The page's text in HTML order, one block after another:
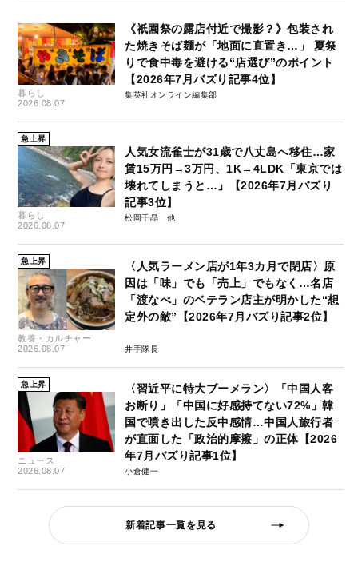
暮らし
2026.08.07
《祇園祭の露店付近で撮影？》包装され
た焼きそば麺が「地面に直置き…」 夏祭
りで食中毒を避ける“店選び”のポイント
【2026年7月バズり記事4位】
集英社オンライン編集部
急上昇
暮らし
2026.08.07
人気女流雀士が31歳で八丈島へ移住…家
賃15万円→3万円、1K→4LDK「東京では
壊れてしまうと…」【2026年7月バズり
記事3位】
松岡千晶
急上昇
教養・カルチャー
2026.08.07
〈人気ラーメン店が1年3カ月で閉店〉原
因は「味」でも「売上」でもなく…名店
「渡なべ」のベテラン店主が明かした“想
定外の敵”【2026年7月バズり記事2位】
井手隊長
急上昇
ニュース
2026.08.07
〈習近平に特大ブーメラン〉「中国人客
お断り」「中国に好感持てない72%」韓
国で噴き出した反中感情…中国人旅行者
が直面した「政治的摩擦」の正体【2026
年7月バズり記事1位】
小倉健一
新着記事一覧を見る